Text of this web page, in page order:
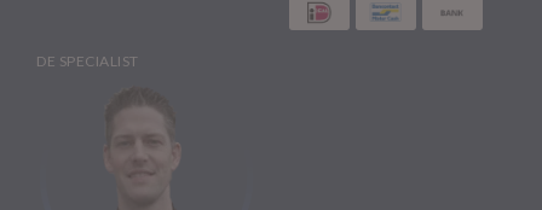
DE SPECIALIST